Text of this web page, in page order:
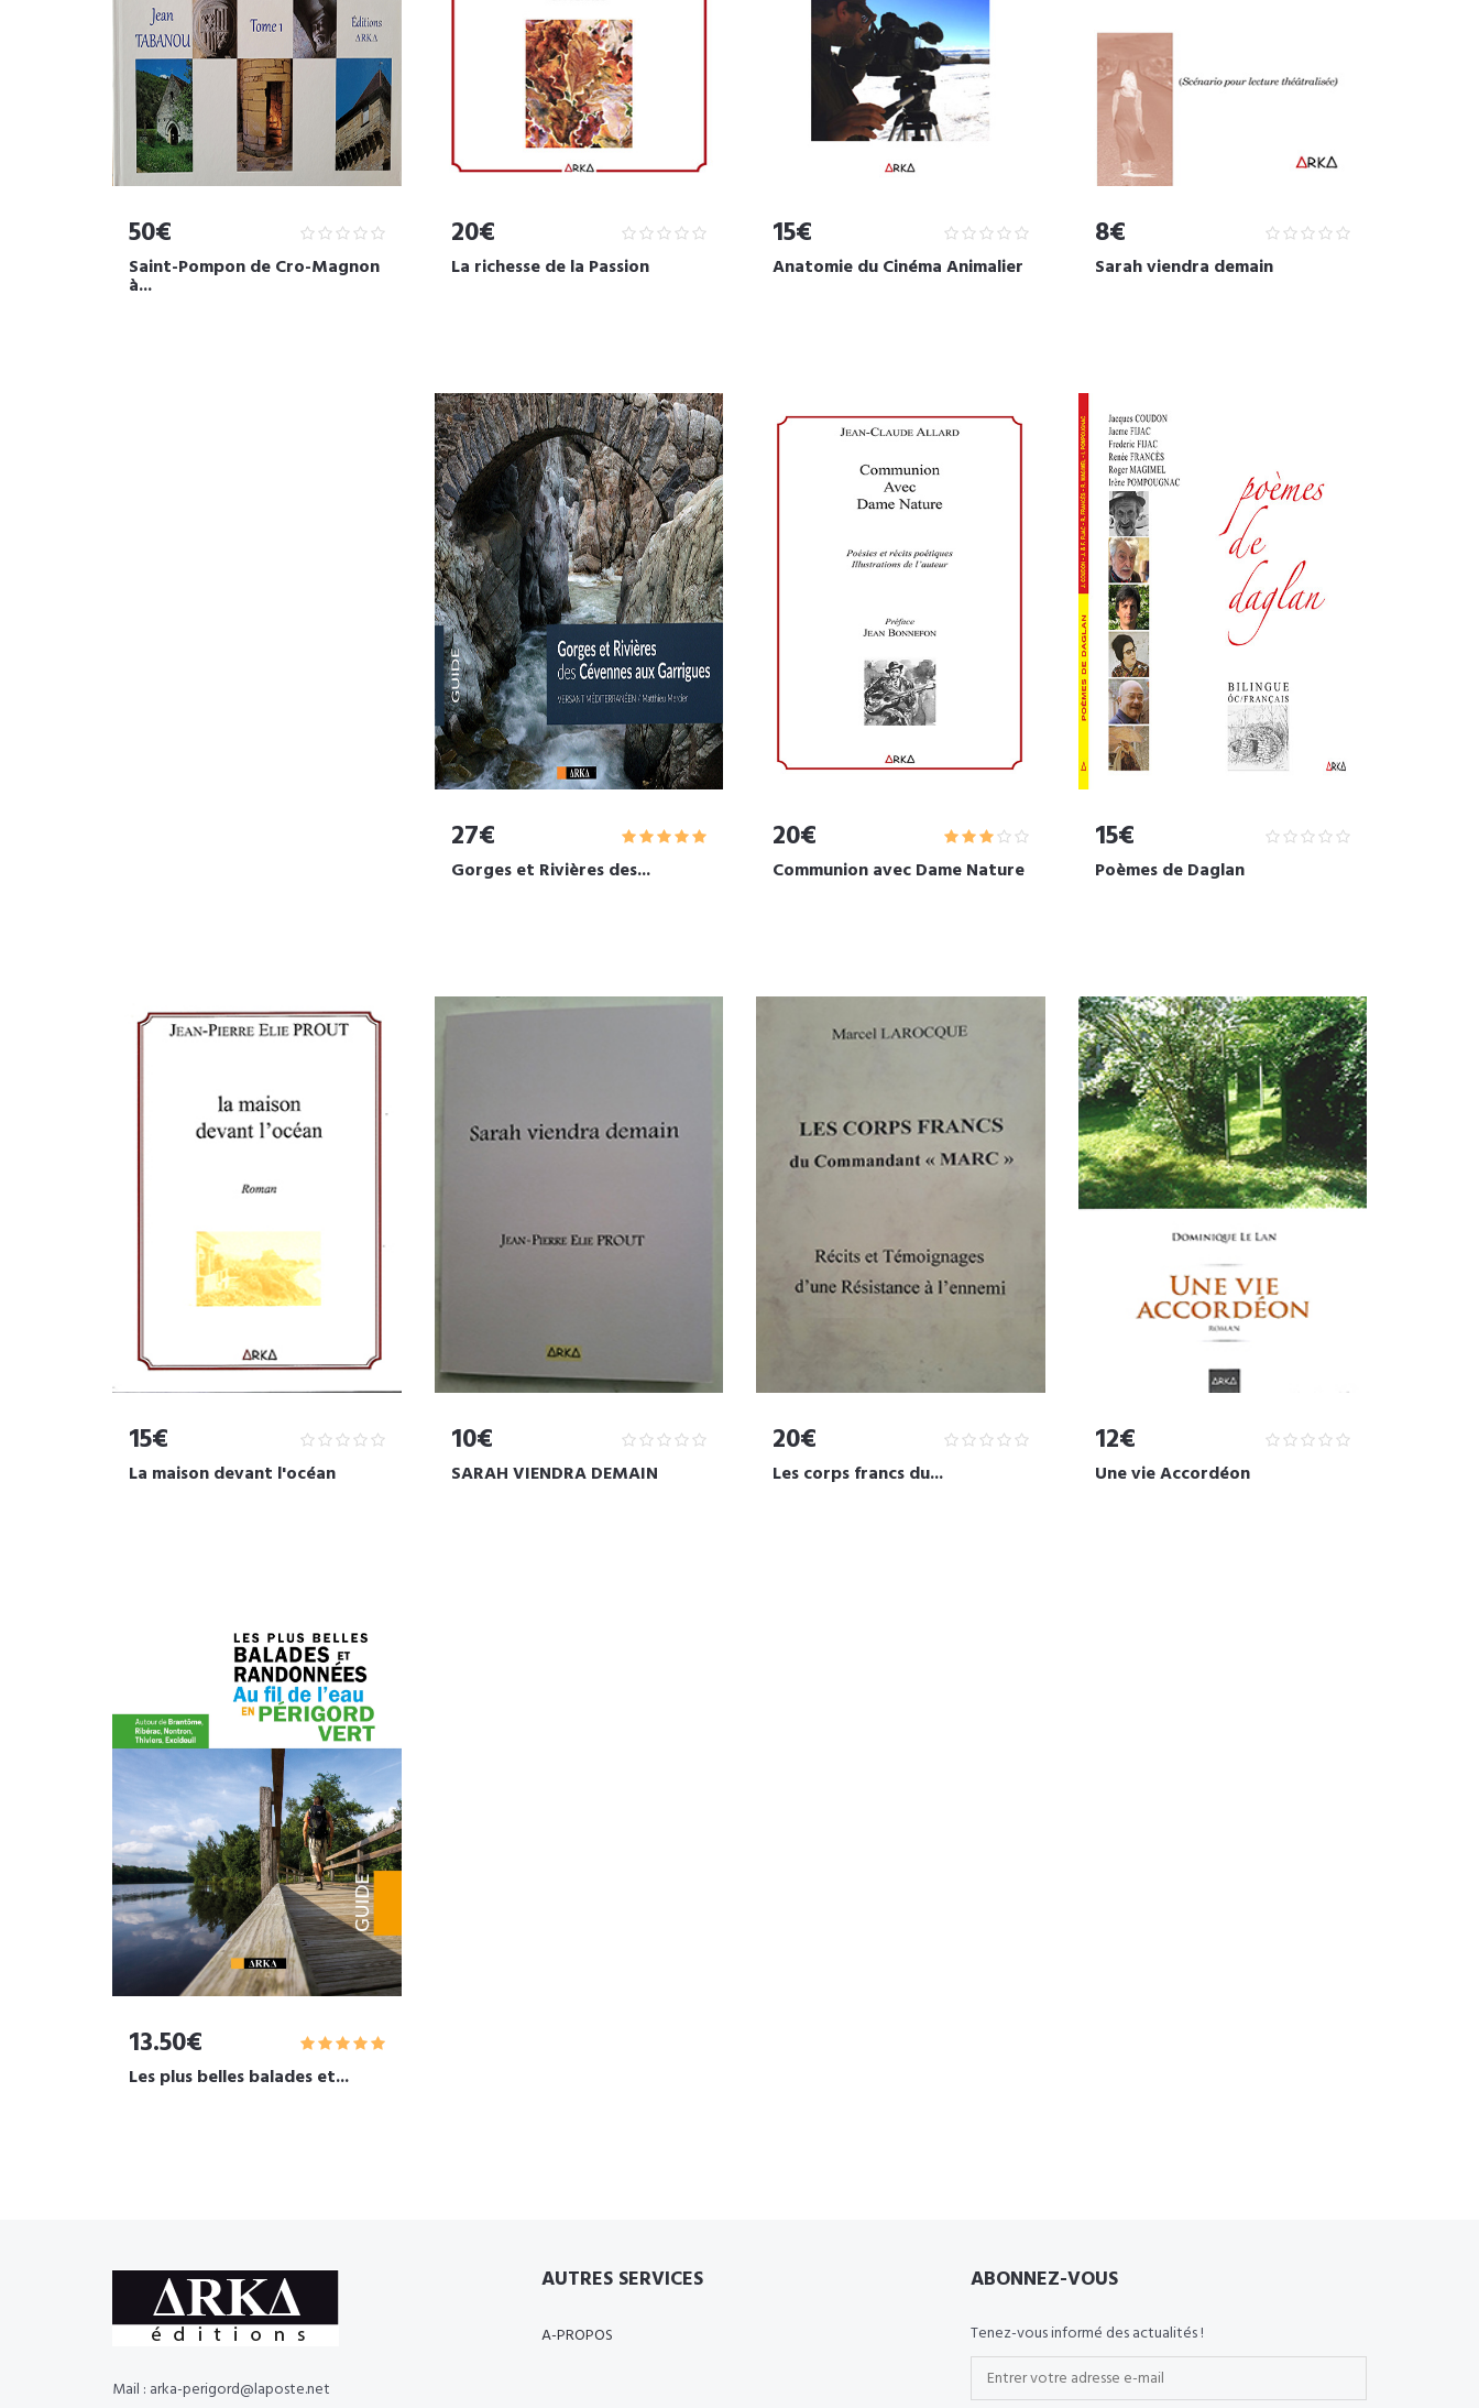
50€
Saint-Pompon de Cro-Magnon
à...
20€
La richesse de la Passion
15€
Anatomie du Cinéma Animalier
8€
Sarah viendra demain
27€
Gorges et Rivières des...
20€
Communion avec Dame Nature
15€
Poèmes de Daglan
15€
La maison devant l'océan
10€
SARAH VIENDRA DEMAIN
20€
Les corps francs du...
12€
Une vie Accordéon
13.50€
Les plus belles balades et...
Mail : arka-perigord@laposte.net
AUTRES SERVICES
A-PROPOS
ABONNEZ-VOUS
Tenez-vous informé des actualités !